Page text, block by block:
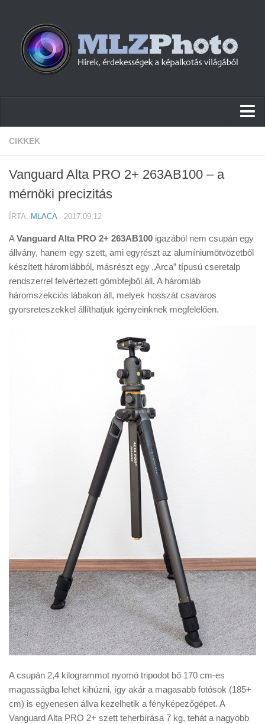
Hírek
Cikkek
Tudástár
Tanácsok
Érdekességek
Helyszíni Riport
CIKKEK
Vanguard Alta PRO 2+ 263AB100 – a
mérnöki precizitás
ÍRTA: MLACA· 2017.09.12
AVanguard Alta PRO 2+ 263AB100 igazából nem csupán egy
állvány, hanem egy szett, ami egyrészt az alumíniumötvözetből
készített háromlábból, másrészt egy „Arca” típusú cseretalp
rendszerrel felvértezett gömbfejből áll. A háromláb
háromszekciós lábakon áll, melyek hosszát csavaros
gyorsreteszekkel állíthatjuk igényeinknek megfelelően.
A csupán 2,4 kilogrammot nyomó tripodot bő 170 cm-es
magasságba lehet kihúzni, így akár a magasabb fotósok (185+
cm) is egyenesen állva kezelhetik a fényképezőgépet. A
Vanguard Alta PRO 2+ szett teherbírása 7 kg, tehát a nagyobb